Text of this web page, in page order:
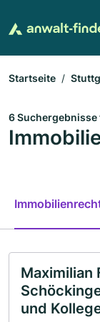
Startseite
6 Suchergebnisse
Maximilian
und